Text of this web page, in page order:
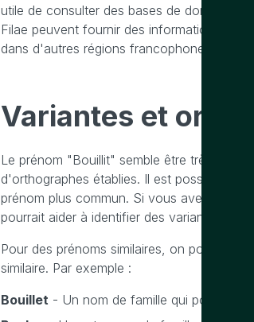
utile de consulter des bases de données
Filae peuvent fournir des informations plus
dans d'autres régions francophones.
Variantes et
Le prénom "Bouillit" semble être très rare
d'orthographes établies. Il est possible
prénom plus commun. Si vous avez des
pourrait aider à identifier des variantes
Pour des prénoms similaires, on pourrait
similaire. Par exemple :
Bouillet - Un nom de famille qui pourrait